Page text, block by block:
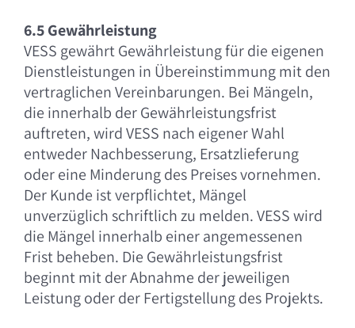
6.5 Gewährleistung
VESS gewährt Gewährleistung für die eigenen
Dienstleistungen in Übereinstimmung mit den
vertraglichen Vereinbarungen. Bei Mängeln,
die innerhalb der Gewährleistungsfrist
auftreten, wird VESS nach eigener Wahl
entweder Nachbesserung, Ersatzlieferung
oder eine Minderung des Preises vornehmen.
Der Kunde ist verpflichtet, Mängel
unverzüglich schriftlich zu melden. VESS wird
die Mängel innerhalb einer angemessenen
Frist beheben. Die Gewährleistungsfrist
beginnt mit der Abnahme der jeweiligen
Leistung oder der Fertigstellung des Projekts.